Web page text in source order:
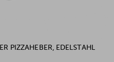
PIZZAHEBER, EDELSTAHL